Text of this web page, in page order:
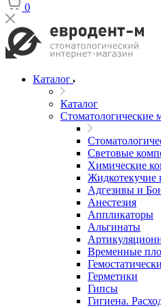
0
Каталог
Каталог
Стоматологические
Световые
Химические
Жидкотекучие
Адгезивы и
Анестезия
Аппликаторы
Альгинаты
Временные
Герметики
Гипсы
Гигиена.